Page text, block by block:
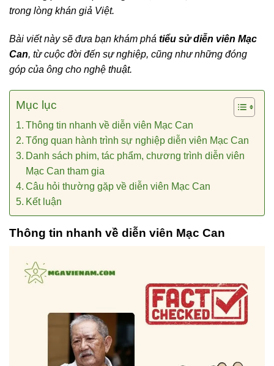
trong lòng khán giả Việt.
Bài viết này sẽ đưa bạn khám phá tiểu sử diễn viên Mạc
Can, từ cuộc đời đến sự nghiệp, cũng như những đóng
góp của ông cho nghệ thuật.
Mục lục
Thông tin nhanh về diễn viên Mạc Can
Tổng quan hành trình sự nghiệp diễn viên Mạc Can
Danh sách phim, tác phẩm, chương trình diễn viên
Mạc Can tham gia
Câu hỏi thường gặp về diễn viên Mạc Can
Kết luận
Thông tin nhanh về diễn viên Mạc Can